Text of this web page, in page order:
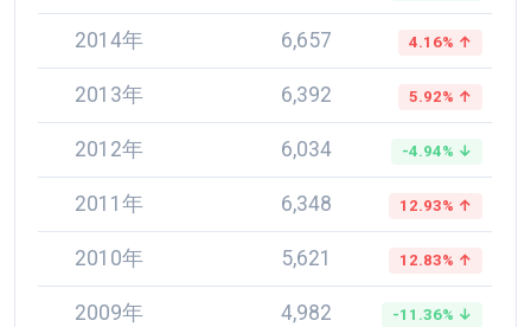
2014年 6,657 4.16% ↑
2013年 6,392 5.92% ↑
2012年 6,034 -4.94% ↓
2011年 6,348 12.93% ↑
2010年 5,621 12.83% ↑
2009年 4,982 -11.36% ↓